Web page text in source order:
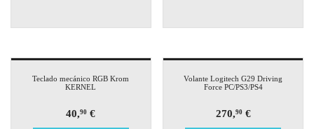
Teclado mecánico RGB Krom
KERNEL
40,90 €
Volante Logitech G29 Driving
Force PC/PS3/PS4
270,90€